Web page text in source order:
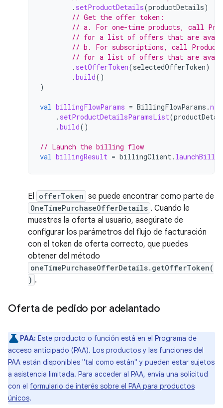
. setProductDetails(productDetails)
// Get the offer token:
// a. For one-time products, call
// for a list of offers that are
// b. For subscriptions, call
// for a list of offers that are
. setOfferToken(selectedOfferToken)
.build()
)
val billingFlowParams = BillingFlowParams .
. setProductDetailsParamsList(
.build()
// Launch the billing flow
val billingResult = billingClient.
El offerToken se puede encontrar como parte de
OneTimePurchaseOfferDetails . Cuando le
muestres la oferta al usuario, asegúrate de
configurar los parámetros del flujo de facturación
con el token de oferta correcto, que puedes
obtener del método
oneTimePurchaseOfferDetails.getOfferToken(
) .
Oferta de pedido por adelantado
PAA: Este producto o función está en el Programa de
acceso anticipado (PAA). Los productos y las funciones del
PAA están disponibles "tal como están" y pueden estar sujetos
a asistencia limitada. Para acceder al PAA, envía una solicitud
con el formulario de interés sobre el PAA para productos
únicos.